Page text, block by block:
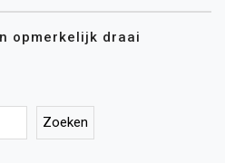
opmerkelijk draai
Zoeken